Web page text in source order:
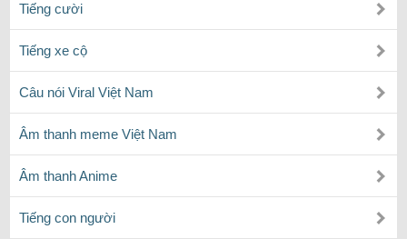
Tiếng cười
Tiếng xe cộ
Câu nói Viral Việt Nam
Âm thanh meme Việt Nam
Âm thanh Anime
Tiếng con người